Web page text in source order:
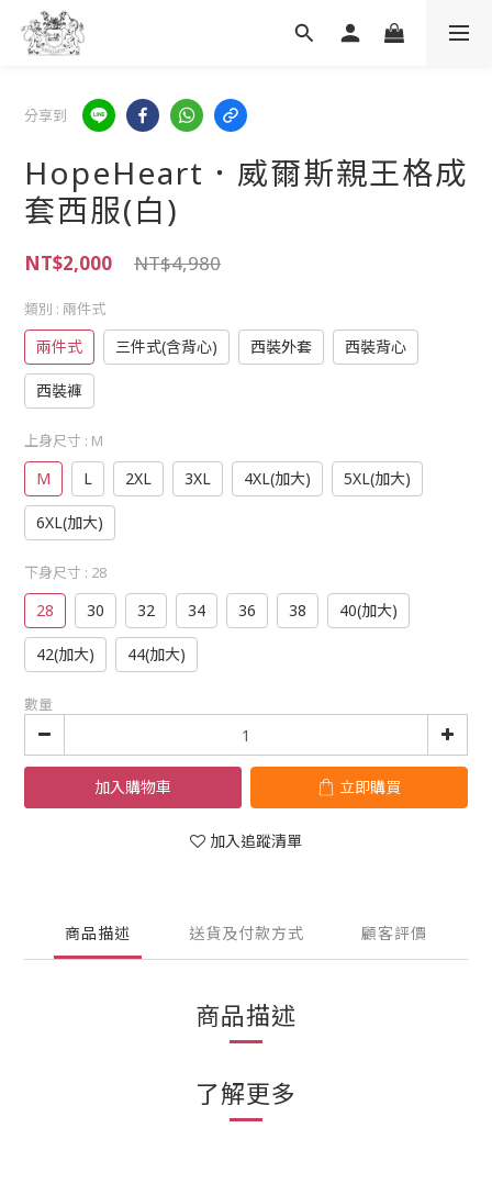
分享到
HopeHeart．威爾斯親王格成
套西服(白)
NT$4,980
NT$2,000
類別 : 兩件式
兩件式 三件式(含背心) 西裝外套 西裝背心
西裝褲
上身尺寸 : M
M L 2XL 3XL 4XL(加大) 5XL(加大)
6XL(加大)
下身尺寸 : 28
28 30 32 34 36 38 40(加大)
42(加大) 44(加大)
數量
加入購物車 立即購買
加入追蹤清單
商品描述 送貨及付款方式 顧客評價
商品描述
了解更多